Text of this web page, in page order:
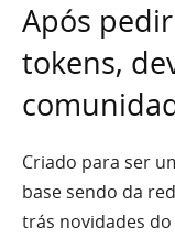
Após
tokens,
Criado para ser
base sendo da
trás novidades